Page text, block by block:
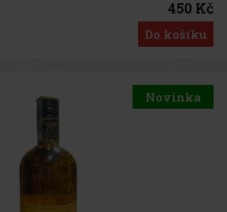
450 Kč
Do košíku
Novinka